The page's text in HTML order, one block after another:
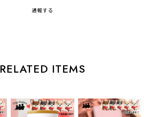
通報する
RELATED ITEMS